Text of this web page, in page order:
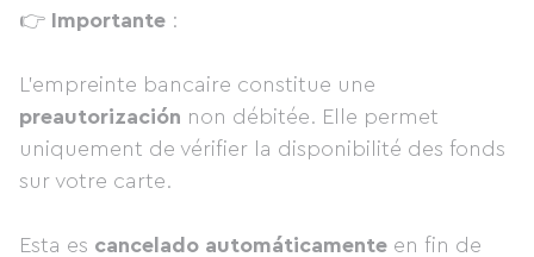
👉 Importante :
L’empreinte bancaire constitue une
preautorización non débitée. Elle permet
uniquement de vérifier la disponibilité des fonds
sur votre carte.
Esta es cancelado automáticamente en fin de